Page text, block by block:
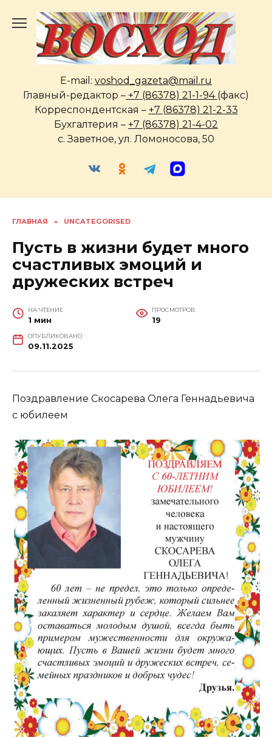
содержанию
E-mail: voshod_gazeta@mail.ru
Главный-редактор – +7 (86378) 21-1-94 (факс)
Корреспондентская – +7 (86378) 21-2-33
Бухгалтерия – +7 (86378) 21-4-02
с. Заветное, ул. Ломоносова, 50
ГЛАВНАЯ » UNCATEGORISED
Пусть в жизни будет много
счастливых эмоций и
дружеских встреч
НА ЧТЕНИЕ
1 мин
ПРОСМОТРОВ
19
ОПУБЛИКОВАНО
09.11.2025
Поздравление Скосарева Олега Геннадьевича
с юбилеем